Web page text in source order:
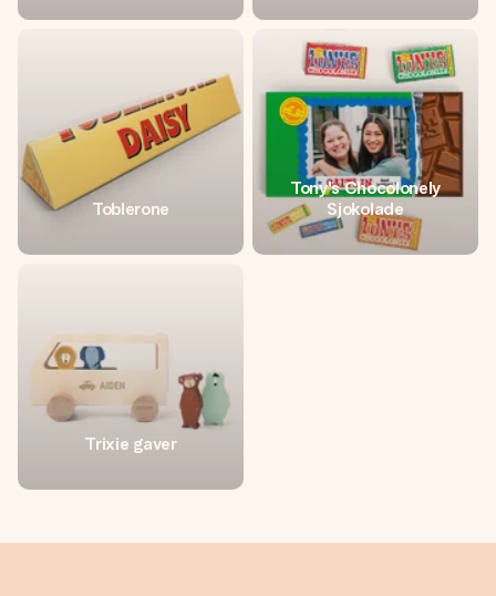
Toblerone
Tony's Chocolonely
Sjokolade
Trixie gaver